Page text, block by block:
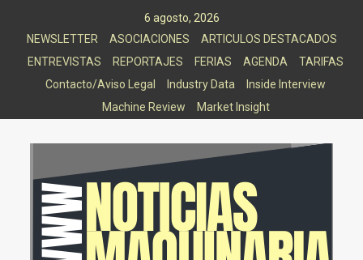
6 agosto, 2026
NEWSLETTER
ASOCIACIONES
ARTICULOS DESTACADOS
ENTREVISTAS
REPORTAJES FERIAS AGENDA
TARIFAS
Contacto/Aviso Legal
Industry Data
Inside Interview
Machine Review
Market Insight